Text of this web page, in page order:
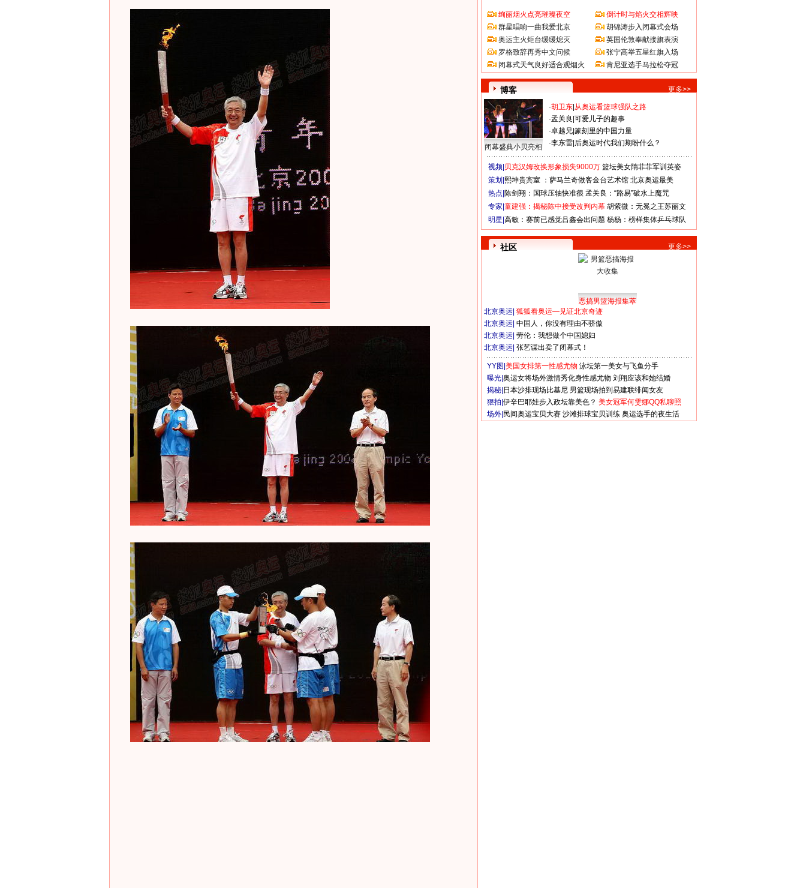
绚丽烟火点亮璀璨夜空
群星唱响一曲我爱北京
奥运主火炬台缓缓熄灭
罗格致辞再秀中文问候
闭幕式天气良好适合观烟火
倒计时与焰火交相辉映
胡锦涛步入闭幕式会场
英国伦敦奉献接旗表演
张宁高举五星红旗入场
肯尼亚选手马拉松夺冠
博客 更多>>
闭幕盛典小贝亮相
·胡卫东 从奥运看篮球强队之路
·孟关良 可爱儿子的趣事
·卓越兄 篆刻里的中国力量
·李东雷 后奥运时代我们期盼什么？
视频| 贝克汉姆改换形象损失9000万 篮坛美女隋菲菲军训英姿
策划| 熙坤贵宾室 ：萨马兰奇做客金台艺术馆 北京奥运最美
热点| 陈剑翔：国球压轴快准很 孟关良：“路易”破水上魔咒
专家| 童建强：揭秘陈中接受改判内幕 胡紫微：无冕之王苏丽文
明星| 高敏：赛前已感觉吕鑫会出问题 杨杨：榜样集体乒乓球队
社区 更多>>
恶搞男篮海报集萃
北京奥运 狐狐看奥运—见证北京奇迹
北京奥运 中国人，你没有理由不骄傲
北京奥运 劳伦：我想做个中国媳妇
北京奥运 张艺谋出卖了闭幕式！
YY图| 美国女排第一性感尤物 泳坛第一美女与飞鱼分手
曝光| 奥运女将场外激情秀化身性感尤物 刘翔应该和她结婚
揭秘| 日本沙排现场比基尼 男篮现场拍到易建联绯闻女友
狠拍| 伊辛巴耶娃步入政坛靠美色？ 美女冠军何雯娜QQ私聊照
场外| 民间奥运宝贝大赛 沙滩排球宝贝训练 奥运选手的夜生活